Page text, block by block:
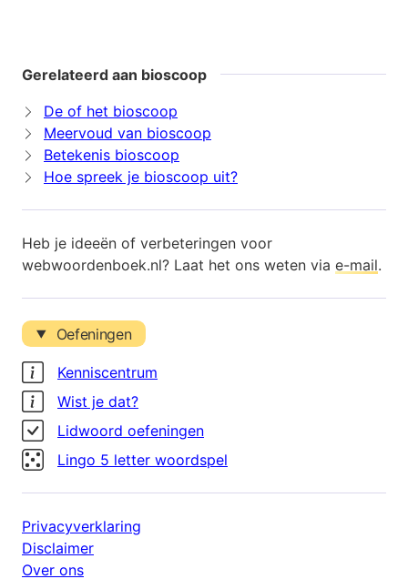
Gerelateerd aan bioscoop
De of het bioscoop
Meervoud van bioscoop
Betekenis bioscoop
Hoe spreek je bioscoop uit?
Heb je ideeën of verbeteringen voor
webwoordenboek.nl? Laat het ons weten via e-mail.
Oefeningen
Kenniscentrum
Wist je dat?
Lidwoord oefeningen
Lingo 5 letter woordspel
Privacyverklaring
Disclaimer
Over ons